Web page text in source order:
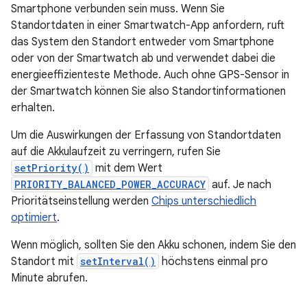
Smartphone verbunden sein muss. Wenn Sie
Standortdaten in einer Smartwatch-App anfordern, ruft
das System den Standort entweder vom Smartphone
oder von der Smartwatch ab und verwendet dabei die
energieeffizienteste Methode. Auch ohne GPS-Sensor in
der Smartwatch können Sie also Standortinformationen
erhalten.
Um die Auswirkungen der Erfassung von Standortdaten
auf die Akkulaufzeit zu verringern, rufen Sie
setPriority() mit dem Wert
PRIORITY_BALANCED_POWER_ACCURACY auf. Je nach
Prioritätseinstellung werden Chips unterschiedlich
optimiert.
Wenn möglich, sollten Sie den Akku schonen, indem Sie den
Standort mit setInterval() höchstens einmal pro
Minute abrufen.